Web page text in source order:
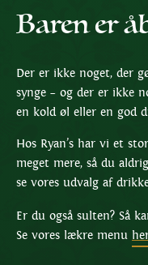
Baren er
Der er ikke noget, der
synge – og der er ikke
en kold øl eller en god
Hos Ryan’s har vi et
meget mere, så du
se vores udvalg af
Er du også sulten? Så
Se vores lækre menu